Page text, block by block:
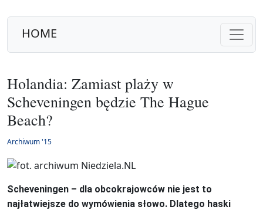
HOME
Holandia: Zamiast plaży w
Scheveningen będzie The Hague
Beach?
Archiwum '15
Scheveningen – dla obcokrajowców nie jest to
najłatwiejsze do wymówienia słowo. Dlatego haski